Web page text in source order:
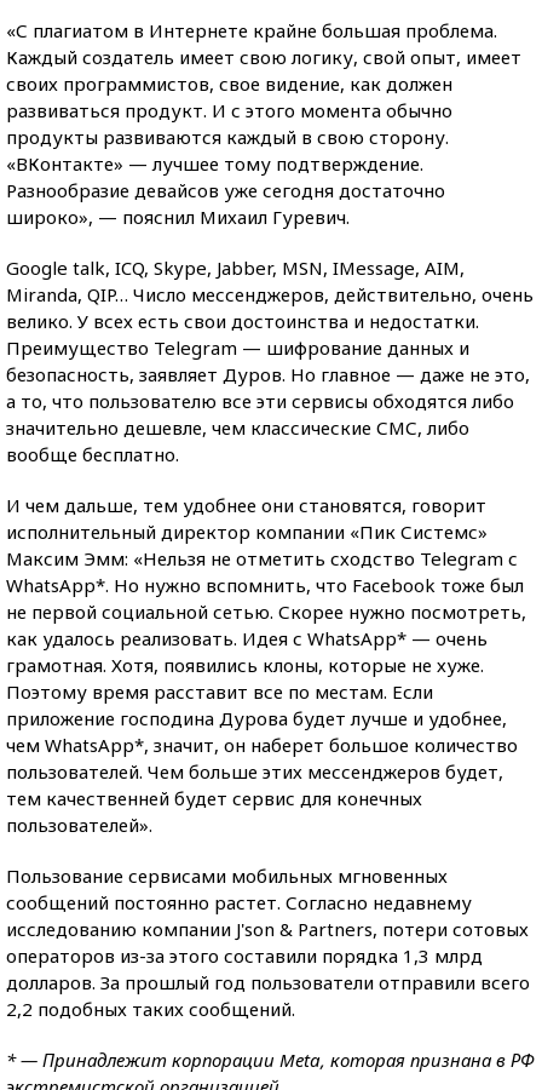
«С плагиатом в Интернете крайне большая проблема.
Каждый создатель имеет свою логику, свой опыт, имеет
своих программистов, свое видение, как должен
развиваться продукт. И с этого момента обычно
продукты развиваются каждый в свою сторону.
«ВКонтакте» — лучшее тому подтверждение.
Разнообразие девайсов уже сегодня достаточно
широко», — пояснил Михаил Гуревич.
Google talk, ICQ, Skype, Jabber, MSN, IMessage, AIM,
Miranda, QIP… Число мессенджеров, действительно, очень
велико. У всех есть свои достоинства и недостатки.
Преимущество Telegram — шифрование данных и
безопасность, заявляет Дуров. Но главное — даже не это,
а то, что пользователю все эти сервисы обходятся либо
значительно дешевле, чем классические СМС, либо
вообще бесплатно.
И чем дальше, тем удобнее они становятся, говорит
исполнительный директор компании «Пик Системс»
Максим Эмм: «Нельзя не отметить сходство Telegram с
WhatsApp*. Но нужно вспомнить, что Facebook тоже был
не первой социальной сетью. Скорее нужно посмотреть,
как удалось реализовать. Идея с WhatsApp* — очень
грамотная. Хотя, появились клоны, которые не хуже.
Поэтому время расставит все по местам. Если
приложение господина Дурова будет лучше и удобнее,
чем WhatsApp*, значит, он наберет большое количество
пользователей. Чем больше этих мессенджеров будет,
тем качественней будет сервис для конечных
пользователей».
Пользование сервисами мобильных мгновенных
сообщений постоянно растет. Согласно недавнему
исследованию компании J'son & Partners, потери сотовых
операторов из-за этого составили порядка 1,3 млрд
долларов. За прошлый год пользователи отправили всего
2,2 подобных таких сообщений.
* — Принадлежит корпорации Meta, которая признана в РФ